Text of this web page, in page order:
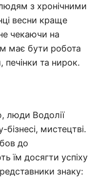
з хронічними
весни краще
чекаючи на
має бути робота
печінки та нирок.
люди Водолії
мистецтві.
до
їм досягти успіху
знаку: